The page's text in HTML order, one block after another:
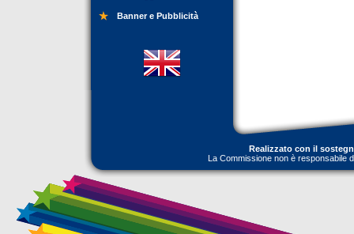
Banner e Pubblicità
Realizzato con il
La Commissione non è responsabile